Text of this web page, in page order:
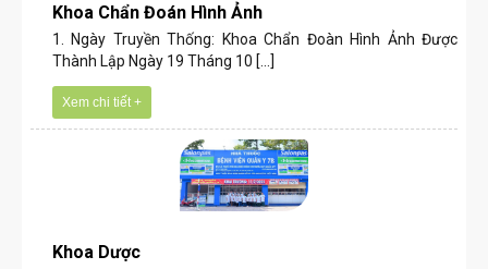
Khoa Chẩn Đoán Hình Ảnh
1. Ngày Truyền Thống: Khoa Chẩn Đoàn Hình Ảnh Được
Thành Lập Ngày 19 Tháng 10 [...]
Xem chi tiết +
Khoa Dược